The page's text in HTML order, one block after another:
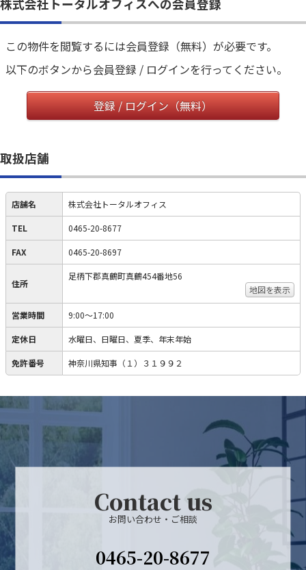
株式会社トータルオフィスへの会員登録
この物件を閲覧するには会員登録（無料）が必要です。
以下のボタンから会員登録 / ログインを行ってください。
登録 / ログイン（無料）
取扱店舗
店舗名 株式会社トータルオフィス
TEL 0465-20-8677
FAX 0465-20-8697
住所
足柄下郡真鶴町真鶴454番地56
地図を表示
営業時間 9:00～17:00
定休日 水曜日、日曜日、夏季、年末年始
免許番号 神奈川県知事（１）３１９９２
Contact us
お問い合わせ・ご相談
0465-20-8677